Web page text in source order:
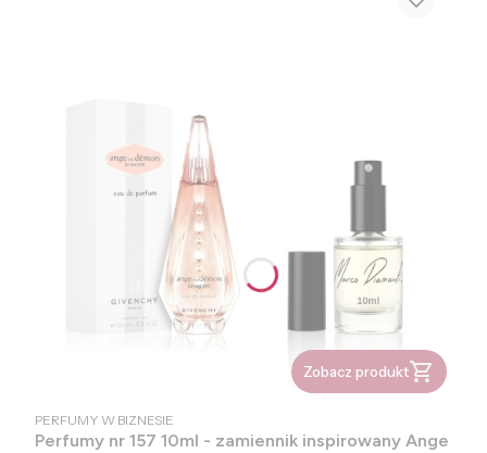
Zobacz produkt
PRODUCENT
PERFUMY W BIZNESIE
Perfumy nr 157 10ml - zamiennik inspirowany Ange